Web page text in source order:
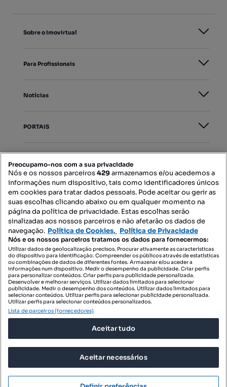
Mensagens
Sobre o Imovirtual
Para Profissionais
Notícias
PORTAIS
Contacte-nos
SIGA-NOS:
DESCARREGAR NA:
© 2026 Imovirtual.com, OLX Portugal, S.A.
POLÍTICA DE PRIVACIDADE
Preocupamo-nos com a sua privacidade
Nós e os nossos parceiros429armazenamos e/ou acedemos a
informações num dispositivo, tais como identificadores únicos
em cookies para tratar dados pessoais. Pode aceitar ou gerir as
suas escolhas clicando abaixo ou em qualquer momento na
página da política de privacidade. Estas escolhas serão
sinalizadas aos nossos parceiros e não afetarão os dados de
navegação. Política de Cookies, Política de Privacidade
Nós e os nossos parceiros tratamos os dados para fornecermos:
Utilizar dados de geolocalização precisos. Procurar ativamente as características
do dispositivo para identificação. Compreender os públicos através de estatísticas
ou combinações de dados de diferentes fontes. Armazenar e/ou aceder a
informações num dispositivo. Medir o desempenho da publicidade. Criar perfis
para personalizar conteúdos. Criar perfis para publicidade personalizada.
Desenvolver e melhorar serviços. Utilizar dados limitados para selecionar
publicidade. Medir o desempenho dos conteúdos. Utilizar dados limitados para
selecionar conteúdos. Utilizar perfis para selecionar publicidade personalizada.
Utilizar perfis para selecionar conteúdos personalizados.
Lista de parceiros (fornecedores)
Aceitar tudo
Aceitar necessários